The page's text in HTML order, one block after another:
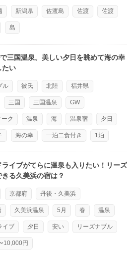
新潟県 佐渡島 佐渡 佐渡
島
三国温泉。美しい夕日を眺めて海の幸
たい
ル 彼氏 北陸 福井県
三国 三国温泉 GW
ク 温泉 海 温泉宿 夕日
海の幸 一泊二食付き 1泊
ライブがてらに温泉も入りたい！リーズ
る久美浜の宿は？
京都府 丹後・久美浜
久美浜温泉 5月 春 温泉
イブ 夕日 安い リーズナブル
10,000円